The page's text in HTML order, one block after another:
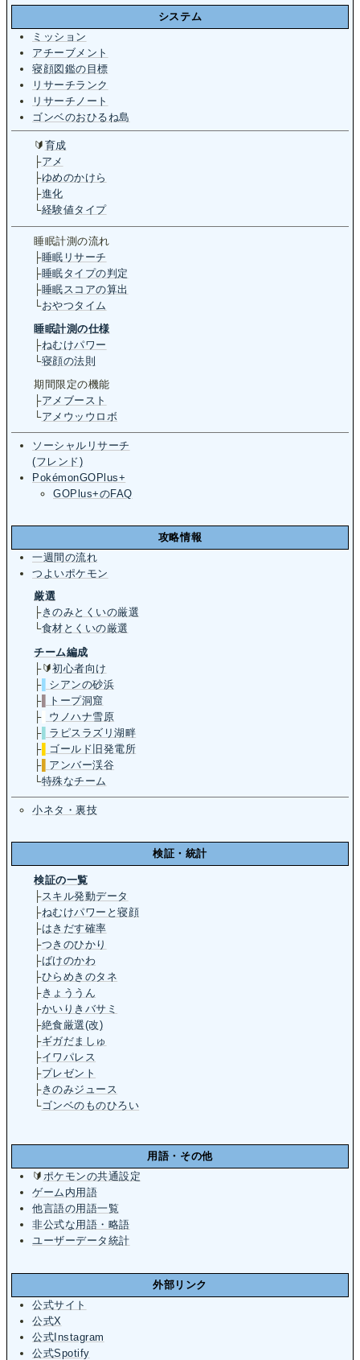
システム
ミッション
アチーブメント
寝顔図鑑の目標
リサーチランク
リサーチノート
ゴンベのおひるね島
🔰 育成
├アメ
├ゆめのかけら
├進化
└経験値タイプ
睡眠­計測の流れ
├睡眠リサーチ
├睡眠タイプの判定
├睡眠スコアの算出
└おやつタイム
睡眠計測の仕様
├ねむけパワー
└寝顔の法則
期間限定の機能
├アメブースト
└アメウッウロボ
ソーシャルリサーチ
(フレンド)
PokémonGOPlus+
GOPlus+のFAQ
攻略情報
一週間の流れ
つよいポケモン
厳選
├きのみとくいの厳選
└食材とくいの厳選
チーム編成
├🔰初心者向け
├▌ シアンの砂浜
├▌
トープ洞窟
├▌ ウノハナ雪原
├▌ ラピスラズリ湖畔
├▌
ゴールド旧発電所
├▌ アンバー渓谷
└特殊なチーム
小ネタ・裏技
検証・統計
検証の一覧
├スキル発動データ
├ねむけパワーと寝顔
├はきだす確率
├つきのひかり
├ばけのかわ
├ひらめきのタネ
├きょううん
├かいりきバサミ
├絶食厳選(改)
├ギガだましゅ
├イワパレス
├プレゼント
├きのみジュース
└ゴンベのものひろい
用語・その他
🔰 ポケモンの共通設定
ゲーム内用語
他言語の用語一覧
非公式な用語・略語
ユーザーデータ統計
外部リンク
公式サイト
公式X
公式Instagram
公式Spotify